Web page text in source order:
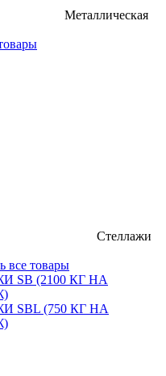
Металлическая
Стеллажи
все товары
SB (2100 КГ НА
SBL (750 КГ НА